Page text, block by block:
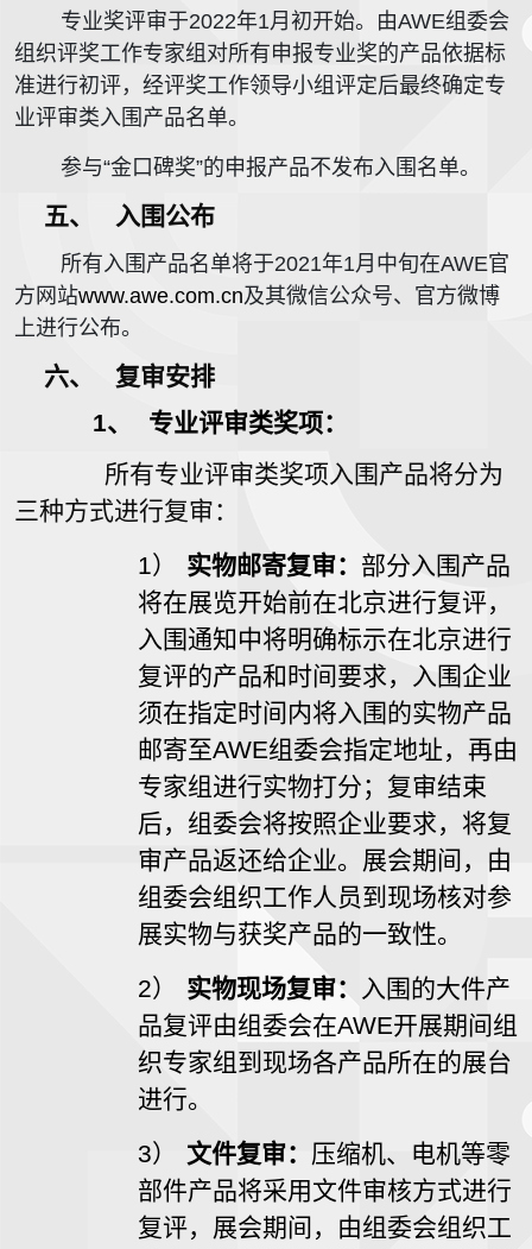
专业奖评审于2022年1月初开始。由AWE组委会
组织评奖工作专家组对所有申报专业奖的产品依据标
准进行初评，经评奖工作领导小组评定后最终确定专
业评审类入围产品名单。
参与“金口碑奖”的申报产品不发布入围名单。
五、 入围公布
所有入围产品名单将于2021年1月中旬在AWE官
方网站www.awe.com.cn及其微信公众号、官方微博
上进行公布。
六、
复审安排
1、
专业评审类奖项：
所有专业评审类奖项入围产品将分为
三种方式进行复审：
1）
实物邮寄复审： 部分入围产品
将在展览开始前在北京进行复评，
入围通知中将明确标示在北京进行
复评的产品和时间要求，入围企业
须在指定时间内将入围的实物产品
邮寄至AWE组委会指定地址，再由
专家组进行实物打分；复审结束
后，组委会将按照企业要求，将复
审产品返还给企业。展会期间，由
组委会组织工作人员到现场核对参
展实物与获奖产品的一致性。
2）
实物现场复审：
入围的大件产
品复评由组委会在AWE开展期间组
织专家组到现场各产品所在的展台
进行。
3）
文件复审： 压缩机、电机等零
部件产品将采用文件审核方式进行
复评，展会期间，由组委会组织工